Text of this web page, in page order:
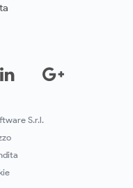
S.r.l.